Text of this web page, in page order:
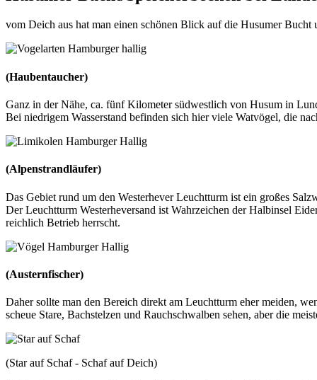
vom Deich aus hat man einen schönen Blick auf die Husumer
(Haubentaucher)
Ganz in der Nähe, ca. fünf Kilometer südwestlich von Husum in
Bei niedrigem Wasserstand befinden sich hier viele Watvögel, die
(Alpenstrandläufer)
Das Gebiet rund um den Westerhever Leuchtturm ist ein großes
Der Leuchtturm Westerheversand ist Wahrzeichen der Halbinsel
reichlich Betrieb herrscht.
(Austernfischer)
Daher sollte man den Bereich direkt am Leuchtturm eher meiden,
scheue Stare, Bachstelzen und Rauchschwalben sehen, aber die
(Star auf Schaf - Schaf auf Deich)